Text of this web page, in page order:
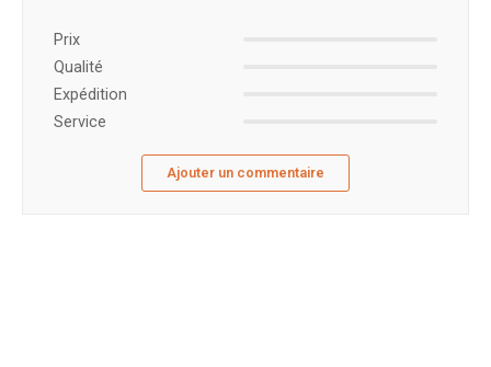
Prix ​​
Qualité
Expédition
Service
Ajouter un commentaire